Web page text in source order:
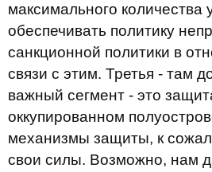
максимального количества
обеспечивать политику
санкционной политики в
связи с этим. Третья - там
важный сегмент - это
оккупированном
механизмы защиты, к
свои силы. Возможно, нам